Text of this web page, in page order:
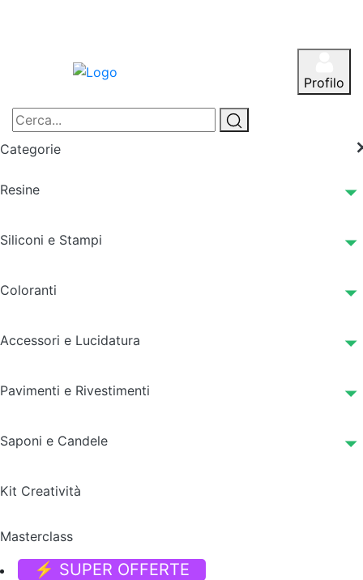
Profilo
Categorie
Resine
Siliconi e Stampi
Coloranti
Accessori e Lucidatura
Pavimenti e Rivestimenti
Saponi e Candele
Kit Creatività
Masterclass
⚡ SUPER OFFERTE